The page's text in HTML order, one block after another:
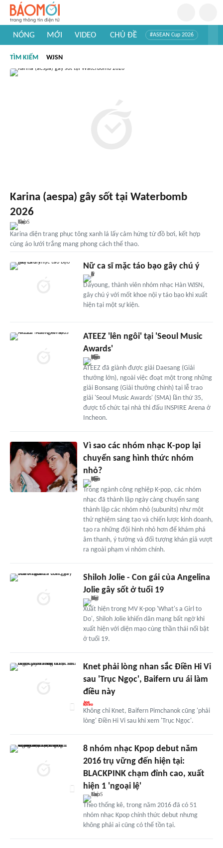
NÓNG MỚI VIDEO CHỦ ĐỀ #ASEAN Cup 2026
#Khám phá thế giới
TÌM KIẾM WJSN
Karina (aespa) gây sốt tại Waterbomb
2026
Karina diện trang phục tông xanh lá lấy cảm hứng từ đồ bơi, kết hợp
cùng áo lưới trắng mang phong cách thể thao.
Nữ ca sĩ mặc táo bạo gây chú ý
Dayoung, thành viên nhóm nhạc Hàn WJSN,
gây chú ý với mốt khoe nội y táo bạo khi xuất
hiện tại một sự kiện.
ATEEZ 'lên ngôi' tại 'Seoul Music
Awards'
ATEEZ đã giành được giải Daesang (Giải
thưởng lớn), ngoài việc đoạt một trong những
giải Bonsang (Giải thưởng chính) tại lễ trao
giải 'Seoul Music Awards' (SMA) lần thứ 35,
được tổ chức tại nhà thi đấu INSPIRE Arena ở
Incheon.
Vì sao các nhóm nhạc K-pop lại
chuyển sang hình thức nhóm
nhỏ?
Trong ngành công nghiệp K-pop, các nhóm
nhạc đã thành lập ngày càng chuyển sang
thành lập các nhóm nhỏ (subunits) như một
thử nghiệm sáng tạo và chiến lược kinh doanh,
tạo ra những đội hình nhỏ hơn để khám phá
âm thanh, ý tưởng và đối tượng khán giả vượt
ra ngoài phạm vi nhóm chính.
Shiloh Jolie - Con gái của Angelina
Jolie gây sốt ở tuổi 19
Xuất hiện trong MV K-pop 'What's a Girl to
Do', Shiloh Jolie khiến dân mạng bất ngờ khi
xuất hiện với diện mạo cùng thần thái nổi bật
ở tuổi 19.
Knet phải lòng nhan sắc Điền Hi Vi
sau 'Trục Ngọc', Baifern ưu ái làm
điều này
Không chỉ Knet, Baifern Pimchanok cũng 'phải
lòng' Điền Hi Vi sau khi xem 'Trục Ngọc'.
8 nhóm nhạc Kpop debut năm
2016 trụ vững đến hiện tại:
BLACKPINK chạm đỉnh cao, xuất
hiện 1 'ngoại lệ'
Theo thống kê, trong năm 2016 đã có 51
nhóm nhạc Kpop chính thức debut nhưng
không phải ai cũng có thể tồn tại.